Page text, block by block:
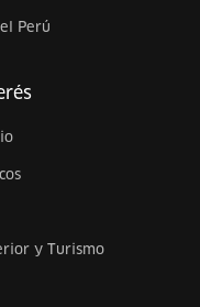
Perú
y Turismo